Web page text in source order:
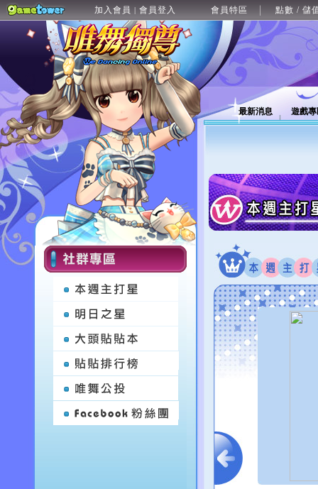
加入會員 | 會員登入 會員特區 點數 / 儲
最新消息 遊戲